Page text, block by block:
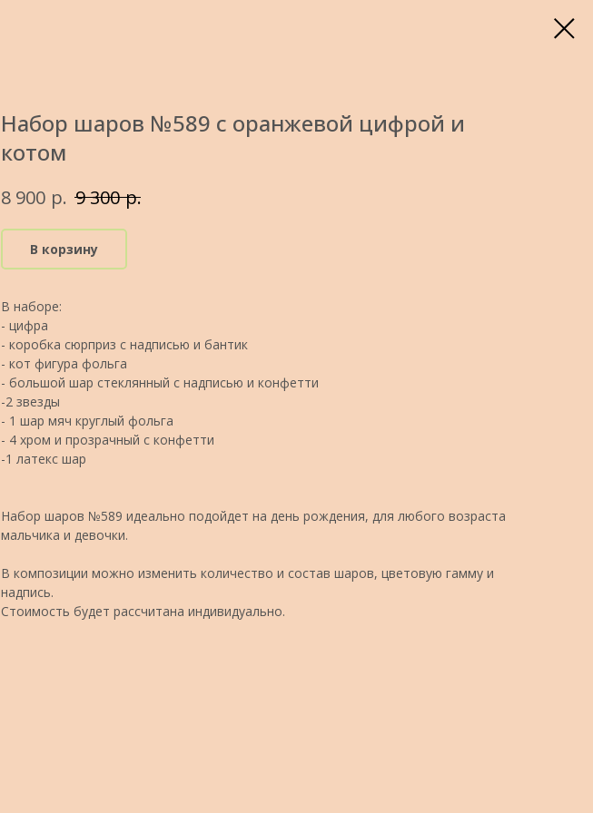
Набор шаров №589 с оранжевой цифрой и
котом
8 900 р. 9 300 р.
В корзину
В наборе:
- цифра
- коробка сюрприз с надписью и бантик
- кот фигура фольга
- большой шар стеклянный с надписью и конфетти
-2 звезды
- 1 шар мяч круглый фольга
- 4 хром и прозрачный с конфетти
-1 латекс шар
Набор шаров №589 идеально подойдет на день рождения, для любого возраста
мальчика и девочки.
В композиции можно изменить количество и состав шаров, цветовую гамму и
надпись.
Стоимость будет рассчитана индивидуально.